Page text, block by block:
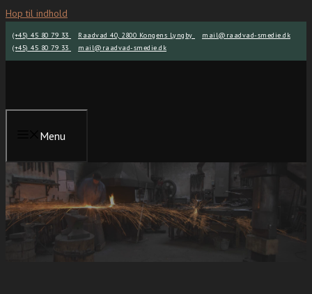
Hop til indhold
(+45) 45 80 79 33 Raadvad 40, 2800 Kongens Lyngby
mail@raadvad-smedie.dk
(+45) 45 80 79 33
mail@raadvad-smedie.dk
Menu